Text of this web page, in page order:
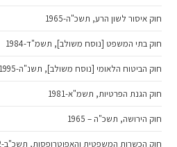
חוק איסור לשון הרע, תשכ"ה-1965
חוק בתי המשפט [נוסח משולב], תשמ"ד-1984
חוק הביטוח הלאומי [נוסח משולב], תשנ"ה-1995
חוק הגנת הפרטיות, תשמ"א-1981
חוק הירושה, תשכ"ה – 1965
חוק הכשרות המשפטית והאפוטרופסות, תשכ"ב-1962